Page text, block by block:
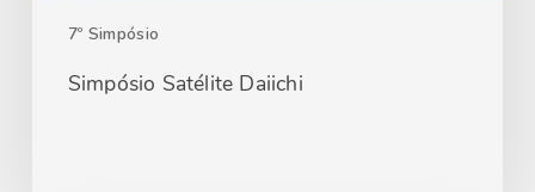
7º Simpósio
Simpósio Satélite Daiichi